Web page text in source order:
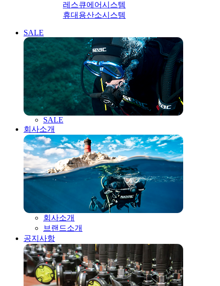
레스큐에어시스템
휴대용산소시스템
SALE
SALE
회사소개
회사소개
브랜드소개
공지사항